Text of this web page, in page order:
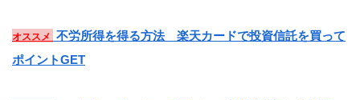
オススメ
不労所得を得る方法 楽天カードで投資信託を買って
ポイントGET